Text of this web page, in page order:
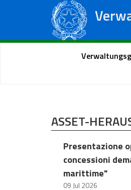
ASSET-
Presentazione
concessioni
marittime"
09 Jul 2026